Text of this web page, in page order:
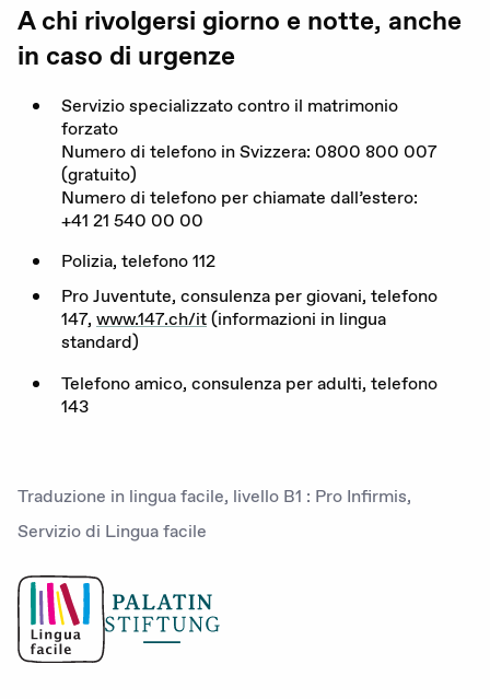
Donare adesso
A chi rivolgersi giorno e notte, anche
in caso di urgenze
Servizio specializzato contro il matrimonio
forzato
Numero di telefono in Svizzera: 0800 800 007
(gratuito)
Numero di telefono per chiamate dall’estero:
+41 21 540 00 00
Polizia, telefono112
Pro Juventute, consulenza per giovani, telefono
147, www​.147​.ch/it(informazioni in lingua
standard)
Telefono amico, consulenza per adulti, telefono
143
Traduzione in lingua facile, livello B1 : Pro Infirmis,
Servizio di Lingua facile